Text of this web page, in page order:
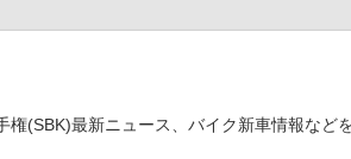
(SBK)最新ニュース、バイク新車情報など